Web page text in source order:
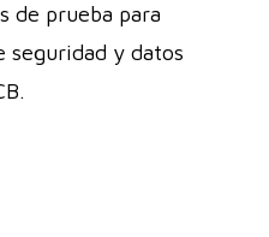
de prueba para
seguridad y datos